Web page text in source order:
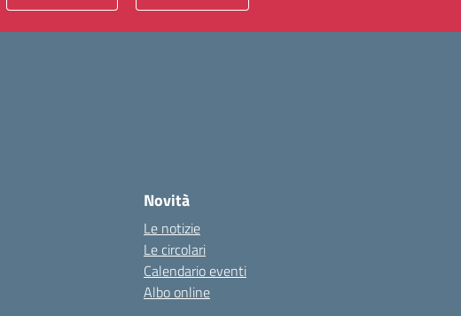
Novità
Le notizie
Le circolari
Calendario eventi
Albo online